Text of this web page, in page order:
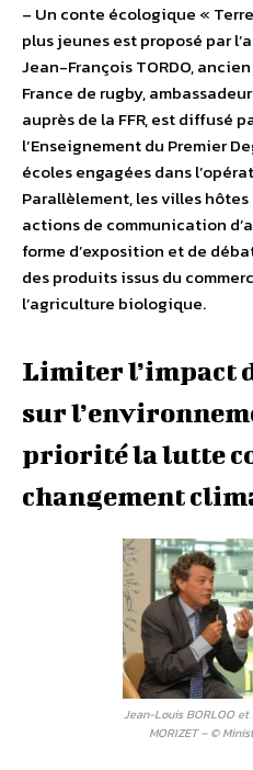
– Un conte écologique «
plus jeunes est proposé par
Jean-François TORDO,
France de rugby,
auprès de la FFR, est diffusé
l’Enseignement du Premier
écoles engagées dans
Parallèlement, les villes
actions de communication
forme d’exposition et de
des produits issus du
l’agriculture biologique.
Limiter l’impact
sur
priorité la lutte
changement
Jean-Louis BORLOO et
MORIZET – ©